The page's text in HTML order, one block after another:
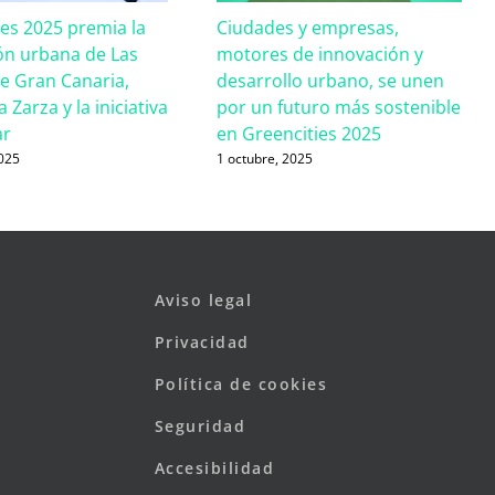
2025 premia la
urbana de Las
Gran Canaria,
Zarza y la iniciativa
Ciudades y empresas,
motores de innovación y
desarrollo urbano, se unen
por un futuro más sostenible
en Greencities 2025
1 octubre, 2025
Aviso legal
Privacidad
Política de cookies
Seguridad
Accesibilidad